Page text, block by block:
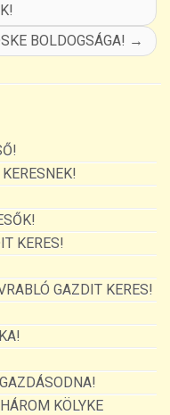
BOLDOGSÁGA! →
KERES!
GAZDIT KERES!
KÖLYKE